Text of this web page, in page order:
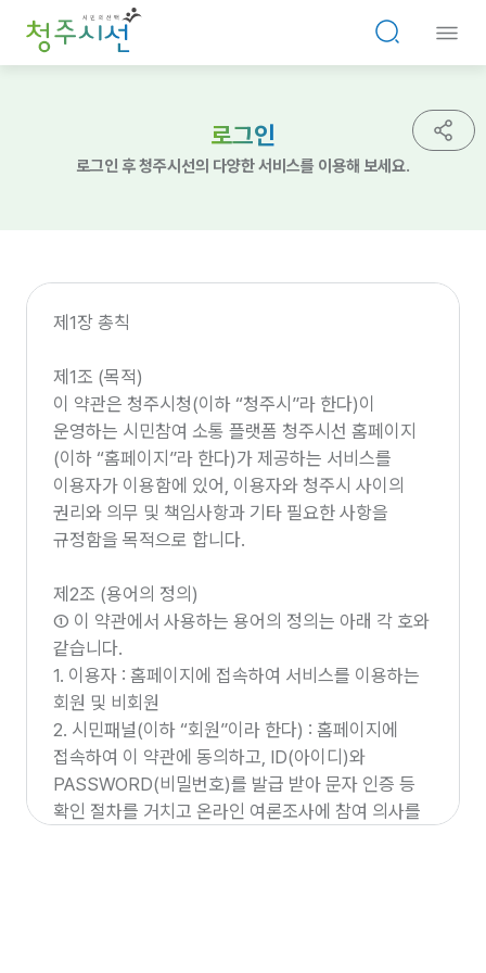
로그인
로그인 후 청주시선의 다양한 서비스를 이용해 보세요.
제1장 총칙
제1조 (목적)
이 약관은 청주시청(이하 “청주시”라 한다)이
운영하는 시민참여 소통 플랫폼 청주시선 홈페이지
(이하 “홈페이지”라 한다)가 제공하는 서비스를
이용자가 이용함에 있어, 이용자와 청주시 사이의
권리와 의무 및 책임사항과 기타 필요한 사항을
규정함을 목적으로 합니다.
제2조 (용어의 정의)
① 이 약관에서 사용하는 용어의 정의는 아래 각 호와
같습니다.
1. 이용자 : 홈페이지에 접속하여 서비스를 이용하는
회원 및 비회원
2. 시민패널(이하 “회원”이라 한다) : 홈페이지에
접속하여 이 약관에 동의하고, ID(아이디)와
PASSWORD(비밀번호)를 발급 받아 문자 인증 등
확인 절차를 거치고 온라인 여론조사에 참여 의사를